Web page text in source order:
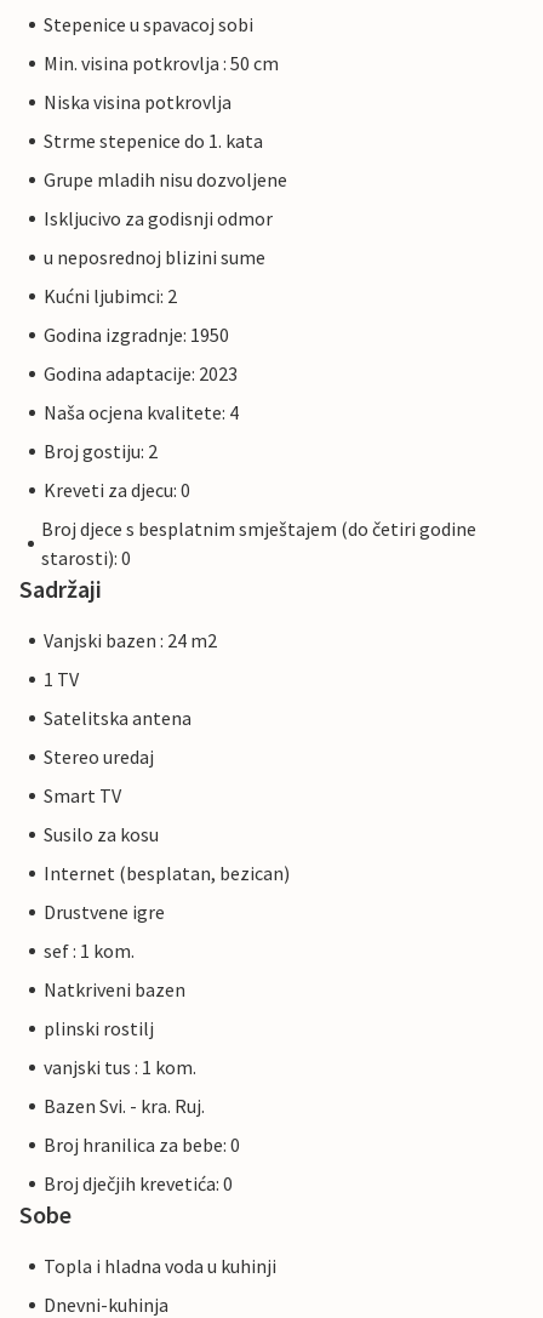
Stepenice u spavacoj sobi
Min. visina potkrovlja : 50 cm
Niska visina potkrovlja
Strme stepenice do 1. kata
Grupe mladih nisu dozvoljene
Iskljucivo za godisnji odmor
u neposrednoj blizini sume
Kućni ljubimci: 2
Godina izgradnje: 1950
Godina adaptacije: 2023
Naša ocjena kvalitete: 4
Broj gostiju: 2
Kreveti za djecu: 0
Broj djece s besplatnim smještajem (do četiri godine
starosti): 0
Sadržaji
Vanjski bazen : 24 m2
1 TV
Satelitska antena
Stereo uredaj
Smart TV
Susilo za kosu
Internet (besplatan, bezican)
Drustvene igre
sef : 1 kom.
Natkriveni bazen
plinski rostilj
vanjski tus : 1 kom.
Bazen Svi. - kra. Ruj.
Broj hranilica za bebe: 0
Broj dječjih krevetića: 0
Sobe
Topla i hladna voda u kuhinji
Dnevni-kuhinja